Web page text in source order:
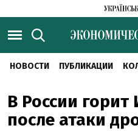
НОВОСТИ ПУБЛИКАЦИИ
В России
после атаки